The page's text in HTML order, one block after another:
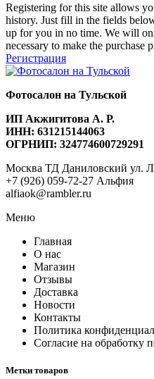
Registering for this site allows
history. Just fill in the fields
up for you in no time. We will
necessary to make the purchase
Регистрация
Фотосалон на Тульской
ИП Акжигитова А. Р.
ИНН: 631215144063
ОГРНИП: 324774600729291
Москва ТД Даниловский ул.
+7 (926) 059-72-27 Альфия
alfiaok@rambler.ru
Меню
Главная
О нас
Магазин
Отзывы
Доставка
Новости
Контакты
Политика
Согласие на обработку
Метки товаров